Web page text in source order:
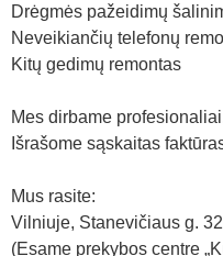
Drėgmės pažeidimų
Neveikiančių telefonų
Kitų gedimų remontas
Mes dirbame
Išrašome sąskaitas
Mus rasite:
Vilniuje, Stanevičiaus g.
(Esame prekybos centre